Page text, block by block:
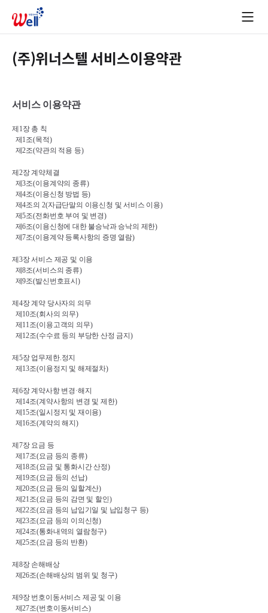
(주)위너스텔 서비스이용약관
서비스 이용약관
제 1장 총 칙
제 1조(목적)
제2조(약관의 적용 등)
제 2장 계약체결
제3조(이용계약의 종류)
제4조(이용신청 방법 등)
제4조의 2(자급단말의 이용신청 및 서비스 이용)
제5조(전화번호 부여 및 변경)
제6조(이용신청에 대한 불승낙과 승낙의 제한)
제7조(이용계약 등록사항의 증명 열람)
제 3장 서비스 제공 및 이용
제8조(서비스의 종류)
제9조(발신번호표시)
제 4장 계약 당사자의 의무
제 10조(회사의 의무)
제 11조(이용고객의 의무)
제 12조(수수료 등의 부당한 산정 금지)
제 5장 업무제한.정지
제 13조(이용정지 및 해제절차)
제 6장 계약사항 변경·해지
제 14조(계약사항의 변경 및 제한)
제 15조(일시정지 및 재이용)
제 16조(계약의 해지)
제 7장 요금 등
제 17조(요금 등의 종류)
제 18조(요금 및 통화시간 산정)
제 19조(요금 등의 선납)
제20조(요금 등의 일할계산)
제21조(요금 등의 감면 및 할인)
제22조(요금 등의 납입기일 및 납입청구 등)
제23조(요금 등의 이의신청)
제24조(통화내역의 열람청구)
제25조(요금 등의 반환)
제 8장 손해배상
제26조(손해배상의 범위 및 청구)
제 9장 번호이동서비스 제공 및 이용
제27조(번호이동서비스)